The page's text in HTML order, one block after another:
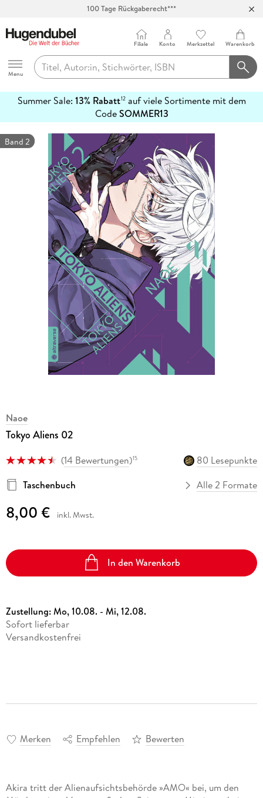
100 Tage Rückgaberecht***
Hugendubel
Menu
Filiale Konto Merkzettel Warenkorb
Summer Sale: 13% Rabatt12auf viele Sortimente mit dem
CodeSOMMER13
erfahren
Band 2
Naoe
Tokyo Aliens 02
(14 Bewertungen)15
80 Lesepunkte
Taschenbuch
Alle 2 Formate
8,00 € inkl. Mwst.
In den Warenkorb
Zustellung:Mo, 10.08. - Mi, 12.08.
Sofort lieferbar
Versandkostenfrei
Merken Empfehlen Bewerten
Akira tritt der Alienaufsichtsbehörde »AMO« bei, um den